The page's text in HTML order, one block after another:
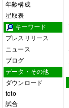
年齢構成
星取表
キーワード
プレスリリース
ニュース
ブログ
データ・その他
ダウンロード
toto
試合